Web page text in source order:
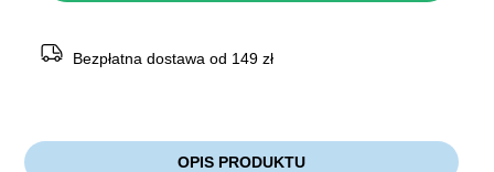
Bezzapachowa
Bezpłatna dostawa od 149 zł
OPIS PRODUKTU